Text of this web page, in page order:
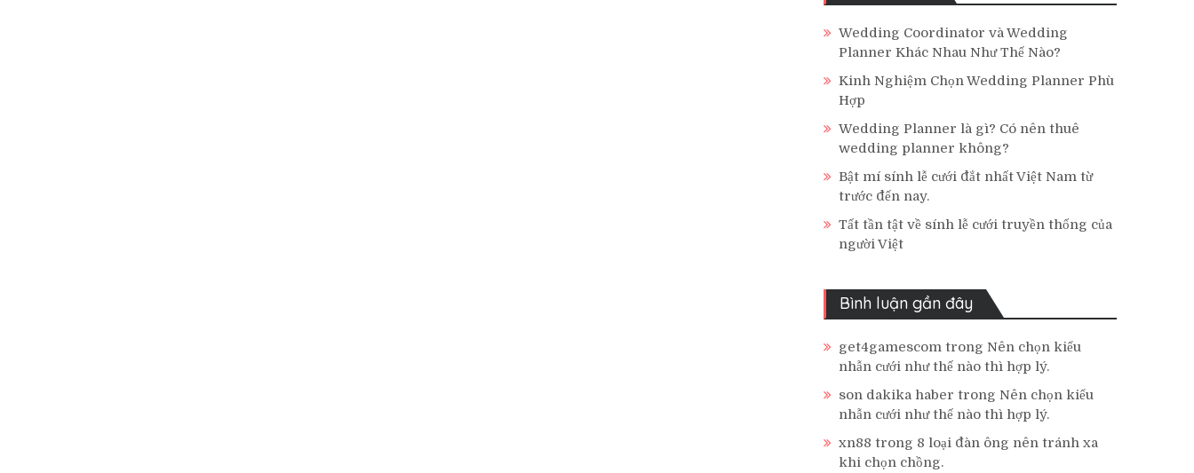
Wedding Coordinator và Wedding
Planner Khác Nhau Như Thế Nào?
Kinh Nghiệm Chọn Wedding Planner Phù
Hợp
Wedding Planner là gì? Có nên thuê
wedding planner không?
Bật mí sính lễ cưới đắt nhất Việt Nam từ
trước đến nay.
Tất tần tật về sính lễ cưới truyền thống của
người Việt
Bình luận gần đây
get4gamescom trong Nên chọn kiểu
nhẫn cưới như thế nào thì hợp lý.
son dakika haber trong Nên chọn kiểu
nhẫn cưới như thế nào thì hợp lý.
xn88 trong 8 loại đàn ông nên tránh xa
khi chọn chồng.